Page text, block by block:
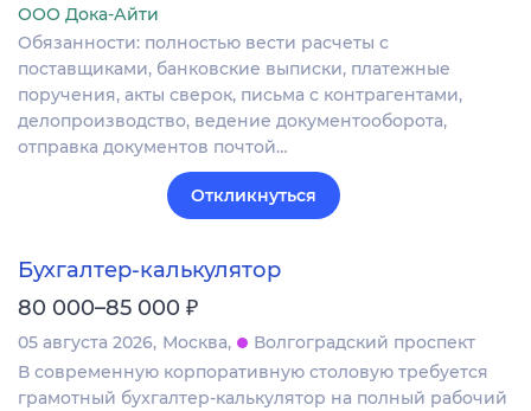
ООО Дока-Айти
Обязанности: полностью вести расчеты с
поставщиками, банковские выписки, платежные
поручения, акты сверок, письма с контрагентами,
делопроизводство, ведение документооборота,
отправка документов почтой…
Откликнуться
Бухгалтер-калькулятор
80 000–85 000 ₽
05 августа 2026 Москва
Волгоградский проспект
В современную корпоративную столовую требуется
грамотный бухгалтер-калькулятор на полный рабочий